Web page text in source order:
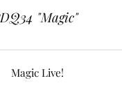
"Magic"
Magic Live!